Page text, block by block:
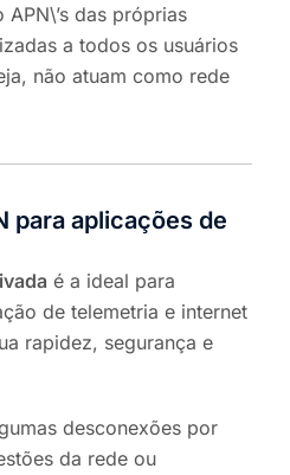
das próprias
a todos os usuários
não atuam como rede
para aplicações de
é a ideal para
de telemetria e internet
rapidez, segurança e
desconexões por
da rede ou